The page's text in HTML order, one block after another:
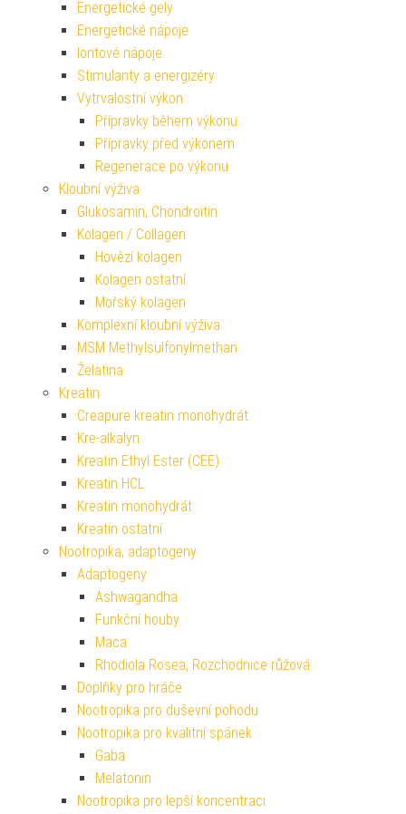
Energetické gely
Energetické nápoje
Iontové nápoje
Stimulanty a energizéry
Vytrvalostní výkon
Přípravky během výkonu
Přípravky před výkonem
Regenerace po výkonu
Kloubní výživa
Glukosamin, Chondroitin
Kolagen / Collagen
Hovězí kolagen
Kolagen ostatní
Mořský kolagen
Komplexní kloubní výživa
MSM Methylsulfonylmethan
Želatina
Kreatin
Creapure kreatin monohydrát
Kre-alkalyn
Kreatin Ethyl Ester (CEE)
Kreatin HCL
Kreatin monohydrát
Kreatin ostatní
Nootropika, adaptogeny
Adaptogeny
Ashwagandha
Funkční houby
Maca
Rhodiola Rosea, Rozchodnice růžová
Doplňky pro hráče
Nootropika pro duševní pohodu
Nootropika pro kvalitní spánek
Gaba
Melatonin
Nootropika pro lepší koncentraci